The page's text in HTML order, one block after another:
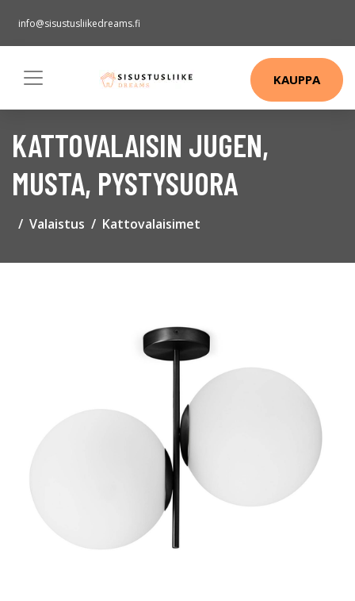
info@sisustusliikedreams.fi
KAUPPA
KATTOVALAISIN JUGEN,
MUSTA, PYSTYSUORA
Valaistus Kattovalaisimet